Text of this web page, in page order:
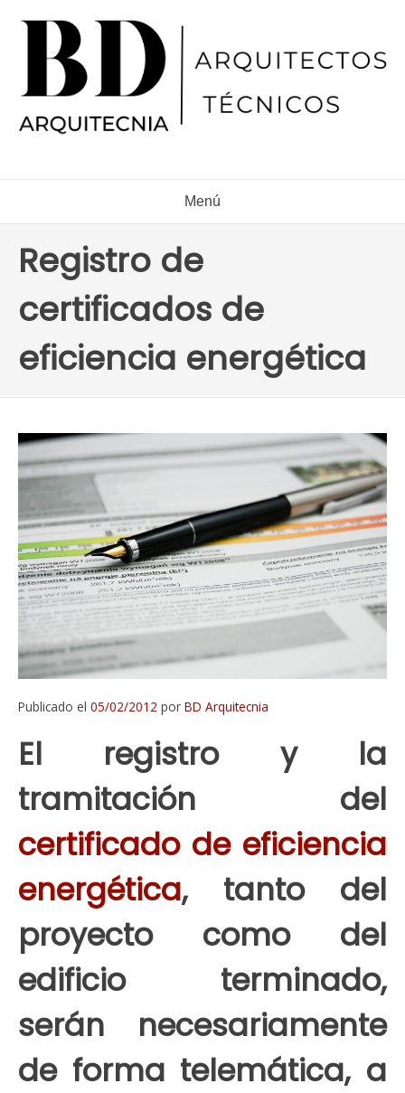
contenido
Menú
Registro de
certificados de
eficiencia energética
Publicado el 05/02/2012 por BD Arquitecnia
El registro y la
tramitación del
certificado de eficiencia
energética, tanto del
proyecto como del
edificio terminado,
serán necesariamente
de forma telemática, a